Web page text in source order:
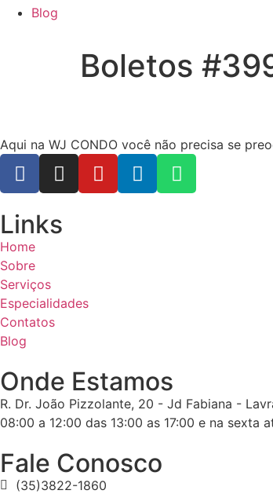
Blog
Boletos
Aqui na WJ CONDO você não precisa se
Links
Home
Sobre
Serviços
Especialidades
Contatos
Blog
Onde Estamos
R. Dr. João Pizzolante, 20 - Jd Fabiana -
08:00 a 12:00 das 13:00 as 17:00 e na sexta
Fale Conosco
(35)3822-1860